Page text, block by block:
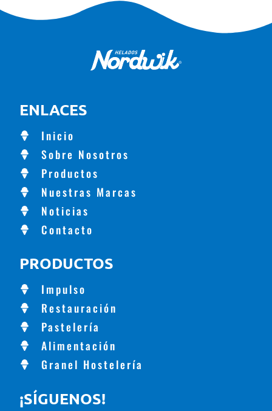
ENLACES
Inicio
Sobre Nosotros
Productos
Nuestras Marcas
Noticias
Contacto
PRODUCTOS
Impulso
Restauración
Pastelería
Alimentación
Granel Hostelería
¡SÍGUENOS!